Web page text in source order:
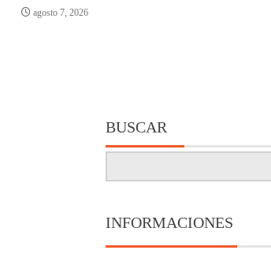
agosto 7, 2026
BUSCAR
INFORMACIONES